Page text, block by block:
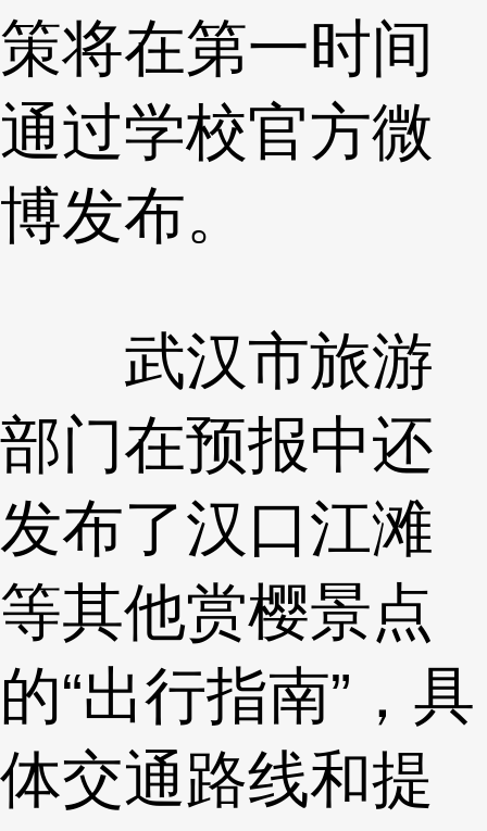
策将在第一时间
通过学校官方微
博发布。
武汉市旅游
部门在预报中还
发布了汉口江滩
等其他赏樱景点
的“出行指南”，具
体交通路线和提